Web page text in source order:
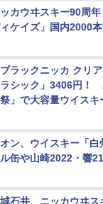
カウヰスキー90周
ケイズ」国内2000
ブラックニッカ クリ
シック」3406円！
」で大容量ウイスキ
ン、ウイスキー「
缶や山崎2022・響
石井、ニッカウヰ